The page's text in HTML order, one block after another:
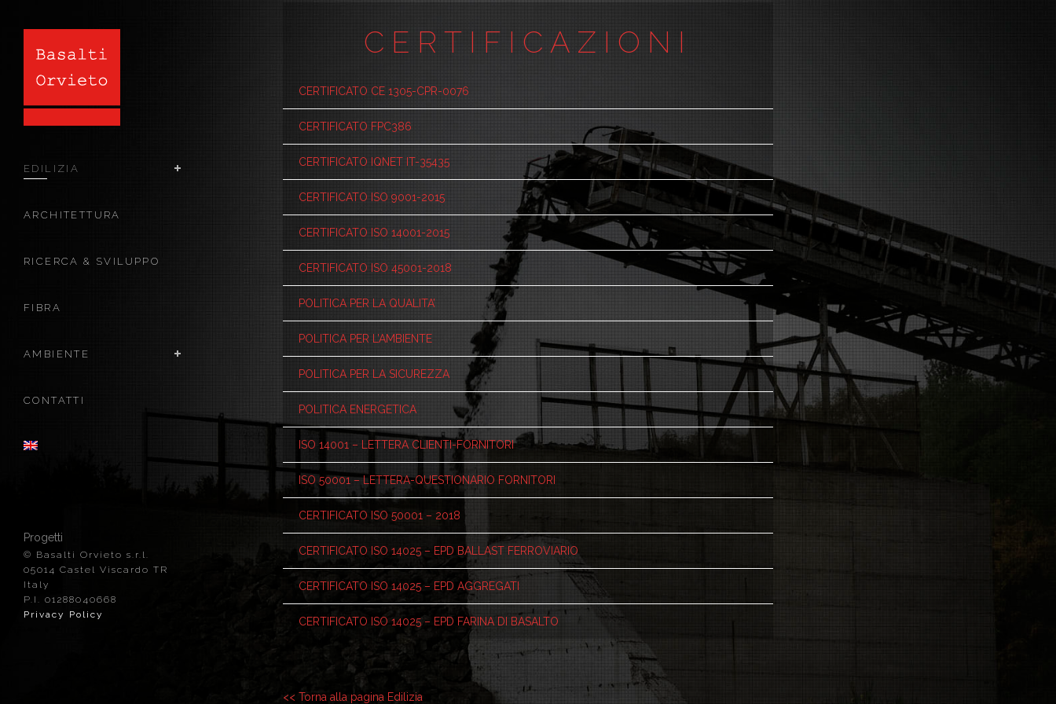
EDILIZIA
ARCHITETTURA
RICERCA & SVILUPPO
FIBRA
AMBIENTE
CONTATTI
Progetti
© Basalti Orvieto s.r.l.
05014 Castel Viscardo TR
Italy
P.I. 01288040668
Privacy Policy
CERTIFICAZIONI
CERTIFICATO CE 1305-CPR-0076
CERTIFICATO FPC386
CERTIFICATO IQNET IT-35435
CERTIFICATO ISO 9001-2015
CERTIFICATO ISO 14001-2015
CERTIFICATO ISO 45001-2018
POLITICA PER LA QUALITA’
POLITICA PER L’AMBIENTE
POLITICA PER LA SICUREZZA
POLITICA ENERGETICA
ISO 14001 – LETTERA CLIENTI-FORNITORI
ISO 50001 – LETTERA-QUESTIONARIO FORNITORI
CERTIFICATO ISO 50001 – 2018
CERTIFICATO ISO 14025 – EPD BALLAST FERROVIARIO
CERTIFICATO ISO 14025 – EPD AGGREGATI
CERTIFICATO ISO 14025 – EPD FARINA DI BASALTO
<< Torna alla pagina Edilizia